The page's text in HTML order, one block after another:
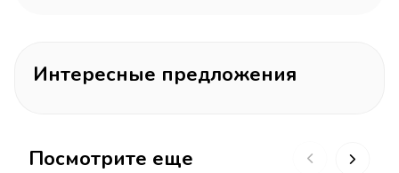
Интересные предложения
Посмотрите еще